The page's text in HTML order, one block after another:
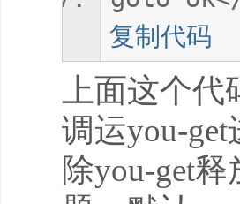
复制代码
上面这个
调运you-
除you-get